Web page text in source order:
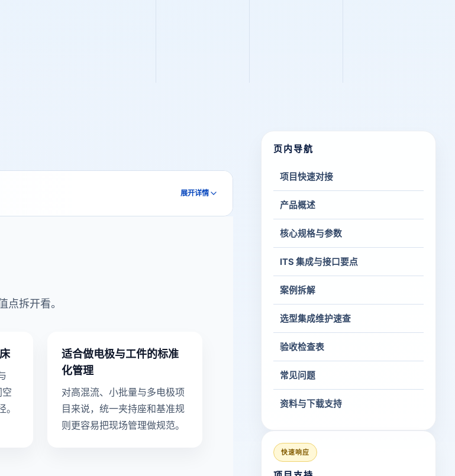
展开详情
拆开看。
适合做电极与工件的标准
化管理
对高混流、小批量与多电极项
目来说，统一夹持座和基准规
则更容易把现场管理做规范。
页内导航
项目快速对接
产品概述
核心规格与参数
ITS 集成与接口要点
案例拆解
选型集成维护速查
验收检查表
常见问题
资料与下载支持
快速响应